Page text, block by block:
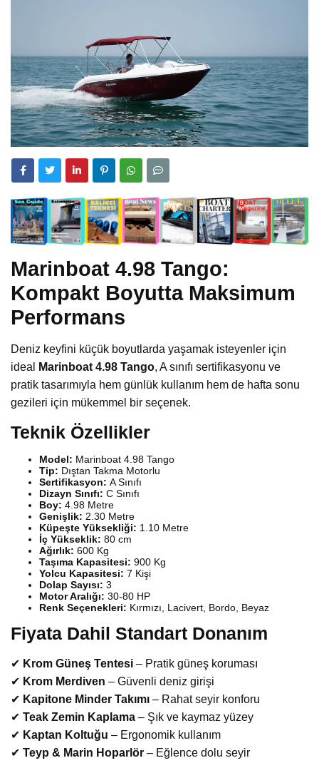
Marinboat 4.98 Tango:
Kompakt Boyutta Maksimum
Performans
Deniz keyfini küçük boyutlarda yaşamak isteyenler için
ideal
Marinboat 4.98 Tango, A sınıfı sertifikasyonu ve
pratik tasarımıyla hem günlük kullanım hem de hafta sonu
gezileri için mükemmel bir seçenek.
Teknik Özellikler
Model: Marinboat 4.98 Tango
Tip: Dıştan Takma Motorlu
Sertifikasyon: A Sınıfı
Dizayn Sınıfı: C Sınıfı
Boy: 4.98 Metre
Genişlik: 2.30 Metre
Küpeşte Yüksekliği: 1.10 Metre
İç Yükseklik: 80 cm
Ağırlık: 600 Kg
Taşıma Kapasitesi: 900 Kg
Yolcu Kapasitesi: 7 Kişi
Dolap Sayısı: 3
Motor Aralığı: 30-80 HP
Renk Seçenekleri: Kırmızı, Lacivert, Bordo, Beyaz
Fiyata Dahil Standart Donanım
✔ Krom Güneş Tentesi – Pratik güneş koruması
✔ Krom Merdiven – Güvenli deniz girişi
✔ Kapitone Minder Takımı – Rahat seyir konforu
✔ Teak Zemin Kaplama – Şık ve kaymaz yüzey
✔ Kaptan Koltuğu – Ergonomik kullanım
✔ Teyp & Marin Hoparlör – Eğlence dolu seyir